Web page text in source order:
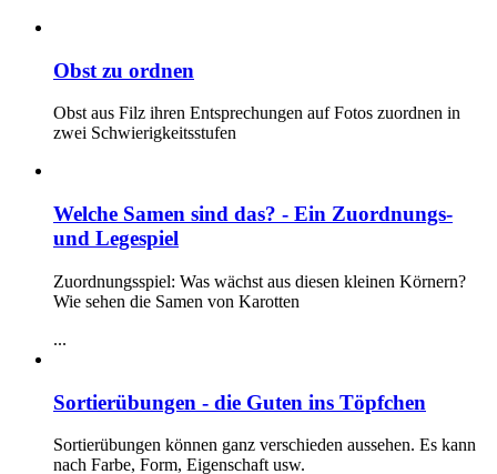
Obst zu ordnen
Obst aus Filz ihren Entsprechungen auf Fotos zuordnen in
zwei Schwierigkeitsstufen
Welche Samen sind das? - Ein Zuordnungs-
und Legespiel
Zuordnungsspiel: Was wächst aus diesen kleinen Körnern?
Wie sehen die Samen von Karotten
...
Sortierübungen - die Guten ins Töpfchen
Sortierübungen können ganz verschieden aussehen. Es kann
nach Farbe, Form, Eigenschaft usw.